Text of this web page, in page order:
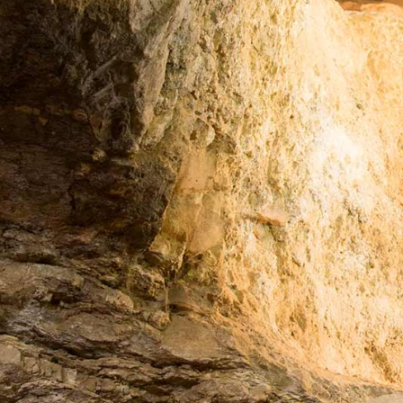
באב בשילה הקדומה
- מארק אליהו *Sold
out!*
יום חמישי | ט"ז באב |
30.7 בשעה 20:00
*הכרטיס כולל כוס יין
להרשמה